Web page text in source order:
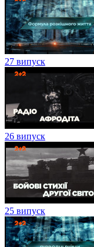
27 випуск
26 випуск
25 випуск